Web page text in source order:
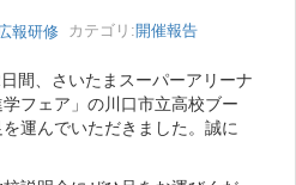
報研修 カテゴリ:開催報告
間、さいたまスーパーアリーナ
フェア」の川口市立高校ブー
運んでいただきました。誠に